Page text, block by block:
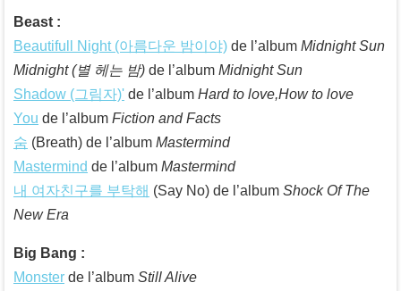
Beast :
Beautifull Night (아름다운 밤이야) de l’album Midnight Sun
Midnight (별 헤는 밤) de l’album Midnight Sun
Shadow (그림자)' de l’album Hard to love,How to love
You de l’album Fiction and Facts
숨 (Breath) de l’album Mastermind
Mastermind de l’album Mastermind
내 여자친구를 부탁해 (Say No) de l’album Shock Of The
New Era
Big Bang :
Monster de l’album Still Alive